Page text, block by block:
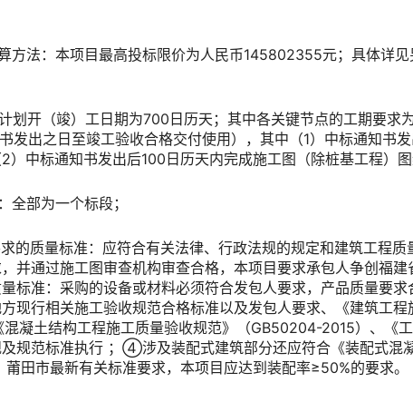
方法：本项目最高投标限价为人民币145802355元；具体详
划开（竣）工日期为700日历天；其中各关键节点的工期要求
发出之日至竣工验收合格交付使用），其中（1）中标通知书
）中标通知书发出后100日历天内完成施工图（除桩基工程）图
全部为一个标段；
的质量标准：应符合有关法律、行政法规的规定和建筑工程质
并通过施工图审查机构审查合格，本项目要求承包人争创福
标准：采购的设备或材料必须符合发包人要求，产品质量要
现行相关施工验收规范合格标准以及发包人要求、《建筑工程
混凝土结构工程施工质量验收规范》（GB50204-2015）、《
规范标准执行 ；④涉及装配式建筑部分还应符合《装配式混
田市最新有关标准要求，本项目应达到装配率≥50%的要求。